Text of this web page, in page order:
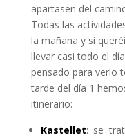
apartasen del
Todas las
la mañana y si
llevar casi todo el
pensado para verlo
tarde del día 1
itinerario:
Kastellet: se